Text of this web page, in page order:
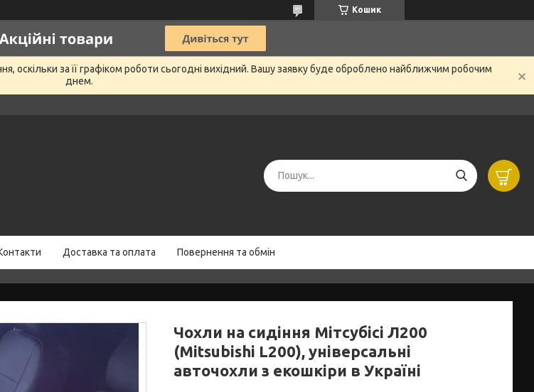
Кошик
за її графіком роботи сьогодні вихідний. Вашу заявку буде оброблено найближчим робочим
днем.
Доставка та оплата Повернення та обмін
Чохли на сидіння Мітсубісі Л200
(Mitsubishi L200), універсальні
авточохли з екошкіри в Україні